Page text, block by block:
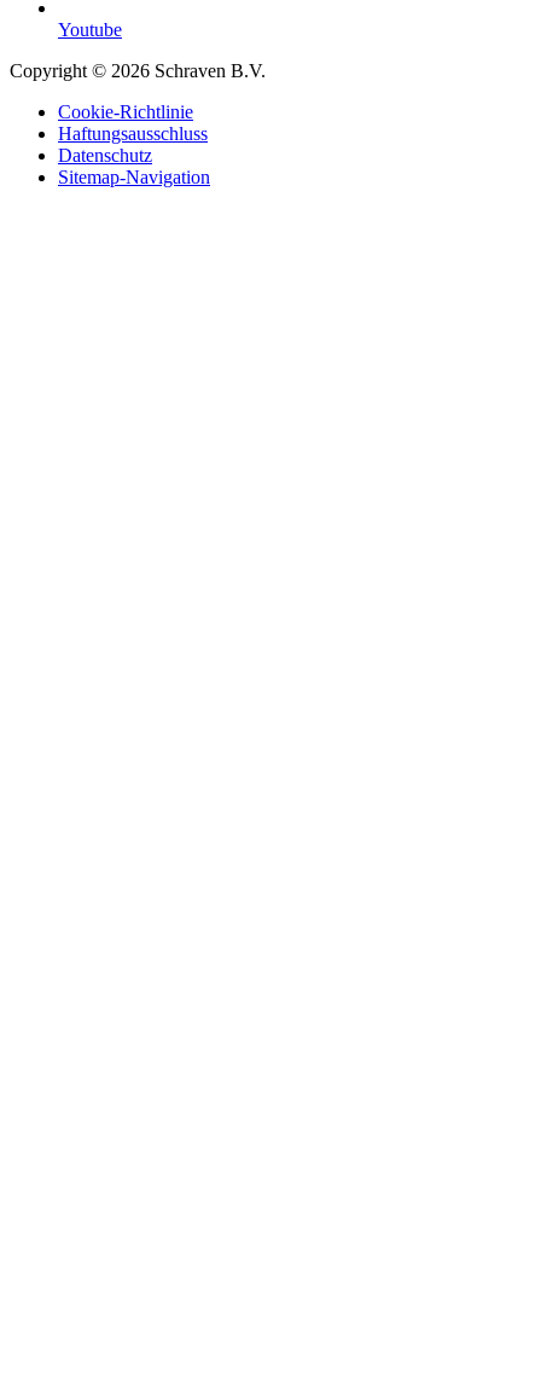
Youtube
Copyright © 2026 Schraven B.V.
Cookie-Richtlinie
Haftungsausschluss
Datenschutz
Sitemap-Navigation